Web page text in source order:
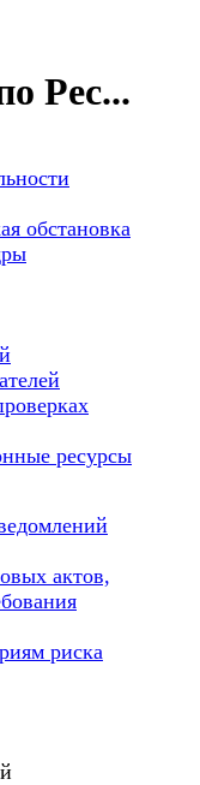
Рес...
обстановка
ресурсы
актов,
риска